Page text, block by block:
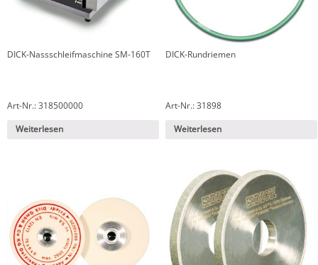
DICK-Nassschleifmaschine SM-160T
Art-Nr.: 318500000
Weiterlesen
DICK-Rundriemen
Art-Nr.: 31898
Weiterlesen